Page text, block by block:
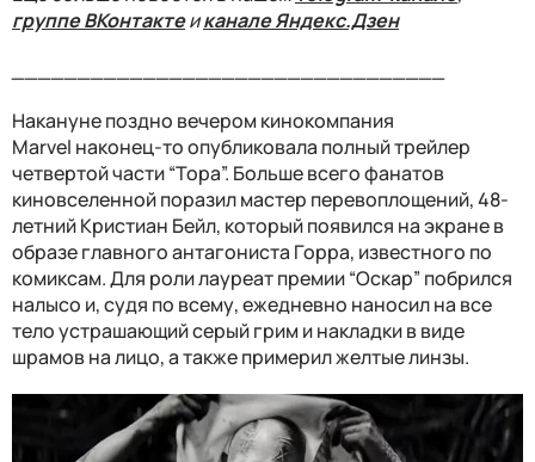
группе ВКонтактеиканале Яндекс.Дзен
Накануне поздно вечером кинокомпания
Marvel наконец-то опубликовала полный трейлер
четвертой части “Тора”. Больше всего фанатов
киновселенной поразил мастер перевоплощений, 48-
летний Кристиан Бейл, который появился на экране в
образе главного антагониста Горра, известного по
комиксам. Для роли лауреат премии “Оскар” побрился
налысо и, судя по всему, ежедневно наносил на все
тело устрашающий серый грим и накладки в виде
шрамов на лицо, а также примерил желтые линзы.